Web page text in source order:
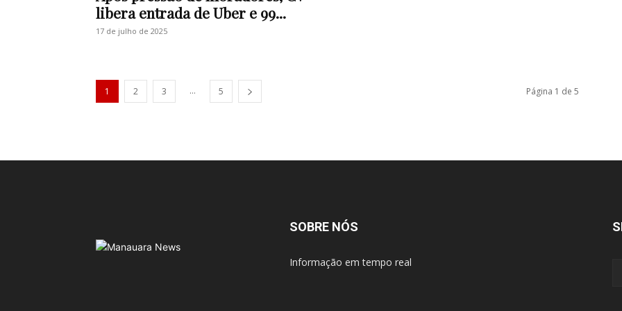
libera entrada de Uber e 99...
17 de julho de 2025
1 2 3 ... 5 Página 1 de 5
SOBRE NÓS
Informação em tempo real